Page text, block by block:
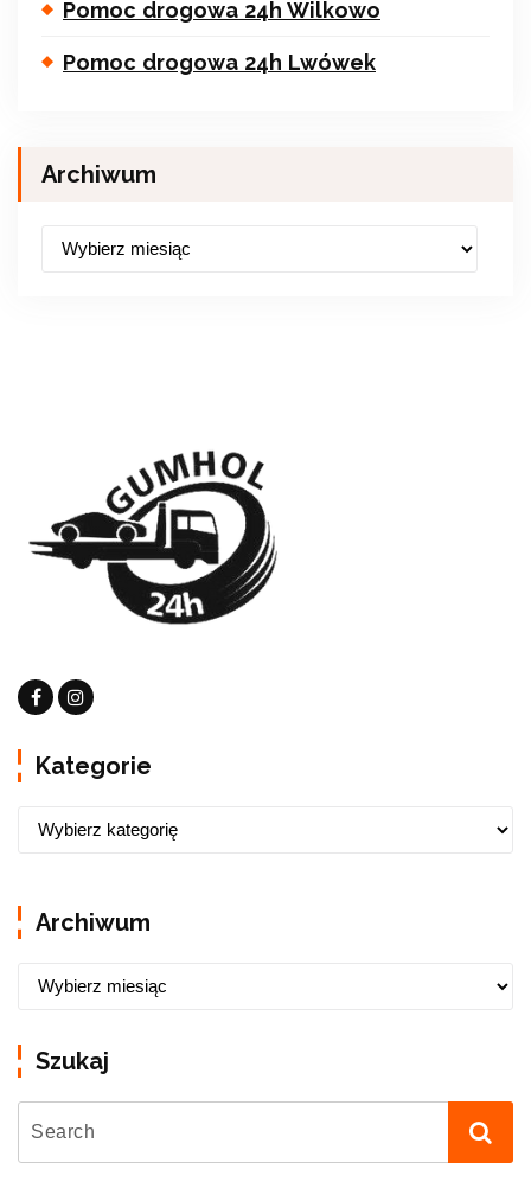
Pomoc drogowa 24h Wilkowo
Pomoc drogowa 24h Lwówek
Archiwum
Kategorie
Archiwum
Szukaj